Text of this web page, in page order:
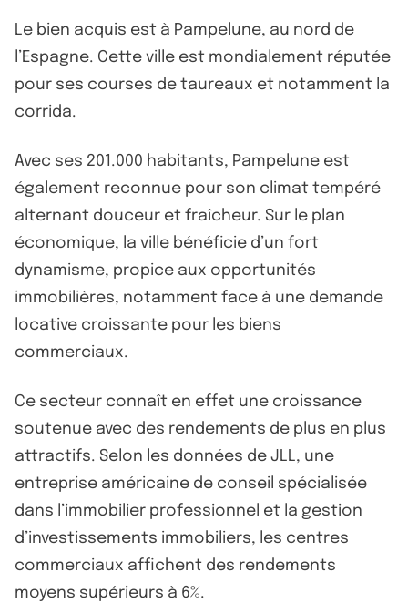
Le bien acquis est à Pampelune, au nord de
l’Espagne. Cette ville est mondialement réputée
pour ses courses de taureaux et notamment la
corrida.
Avec ses 201.000 habitants, Pampelune est
également reconnue pour son climat tempéré
alternant douceur et fraîcheur. Sur le plan
économique, la ville bénéficie d’un fort
dynamisme, propice aux opportunités
immobilières, notamment face à une demande
locative croissante pour les biens
commerciaux.
Ce secteur connaît en effet une croissance
soutenue avec des rendements de plus en plus
attractifs. Selon les données de JLL, une
entreprise américaine de conseil spécialisée
dans l’immobilier professionnel et la gestion
d’investissements immobiliers, les centres
commerciaux affichent des rendements
moyens supérieurs à 6%.